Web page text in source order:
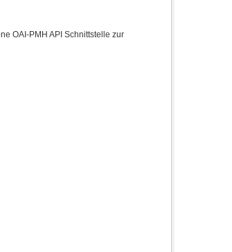
OAI-PMH API Schnittstelle zur